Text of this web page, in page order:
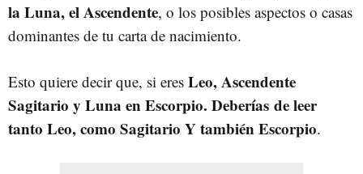
la Luna, el Ascendente, o los posibles aspectos o casas
dominantes de tu carta de nacimiento.
Esto quiere decir que, si eres Leo, Ascendente
Sagitario y Luna en Escorpio. Deberías de leer
tanto Leo, como Sagitario Y también Escorpio.